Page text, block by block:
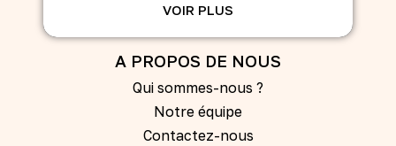
VOIR PLUS
A PROPOS DE NOUS
Qui sommes-nous ?
Notre équipe
Contactez-nous